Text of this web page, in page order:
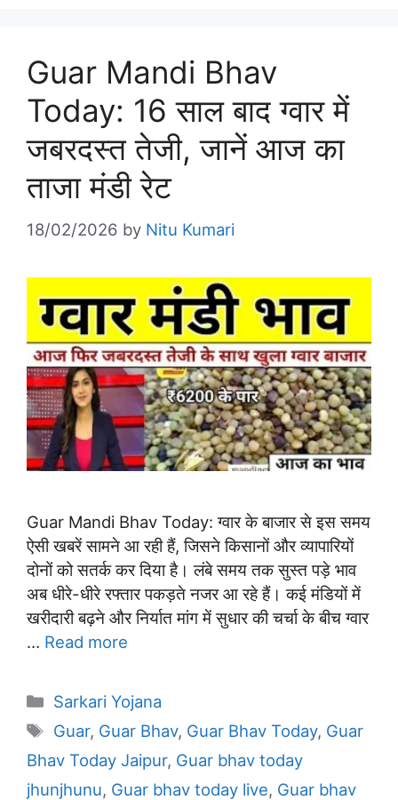
Guar Mandi Bhav
Today: 16 साल बाद ग्वार में
जबरदस्त तेजी, जानें आज का
ताजा मंडी रेट
18/02/2026 by Nitu Kumari
Guar Mandi Bhav Today: ग्वार के बाजार से इस समय
ऐसी खबरें सामने आ रही हैं, जिसने किसानों और व्यापारियों
दोनों को सतर्क कर दिया है। लंबे समय तक सुस्त पड़े भाव
अब धीरे-धीरे रफ्तार पकड़ते नजर आ रहे हैं। कई मंडियों में
खरीदारी बढ़ने और निर्यात मांग में सुधार की चर्चा के बीच ग्वार
… Read more
Categories
Sarkari Yojana
Tags
Guar, Guar Bhav, Guar Bhav Today, Guar
Bhav Today Jaipur, Guar bhav today
jhunjhunu, Guar bhav today live, Guar bhav